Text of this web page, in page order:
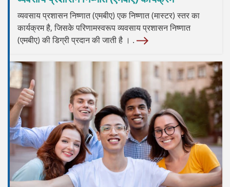
व्यवसाय प्रशासन निष्णात (एमबीए) एक निष्णात (मास्टर) स्तर का
कार्यक्रम है, जिसके परिणामस्वरूप व्यवसाय प्रशासन निष्णात
(एमबीए) की डिग्री प्रदान की जाती है । .